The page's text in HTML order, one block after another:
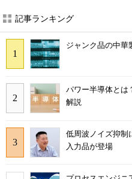
記事ランキング
ジャンク品の中華
パワー半導体とは
解説
低周波ノイズ抑
入力品が登場